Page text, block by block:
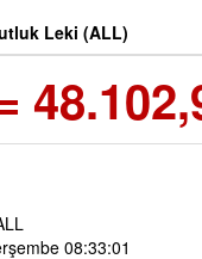
Leki (ALL)
08:33:01